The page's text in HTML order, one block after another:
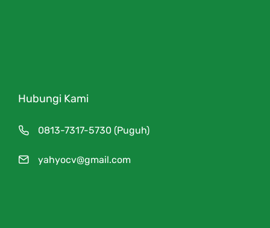
Hubungi Kami
0813-7317-5730 (Puguh)
yahyocv@gmail.com